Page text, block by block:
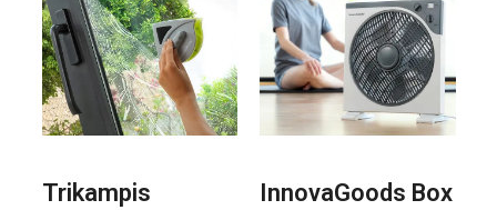
Trikampis
InnovaGoods Box